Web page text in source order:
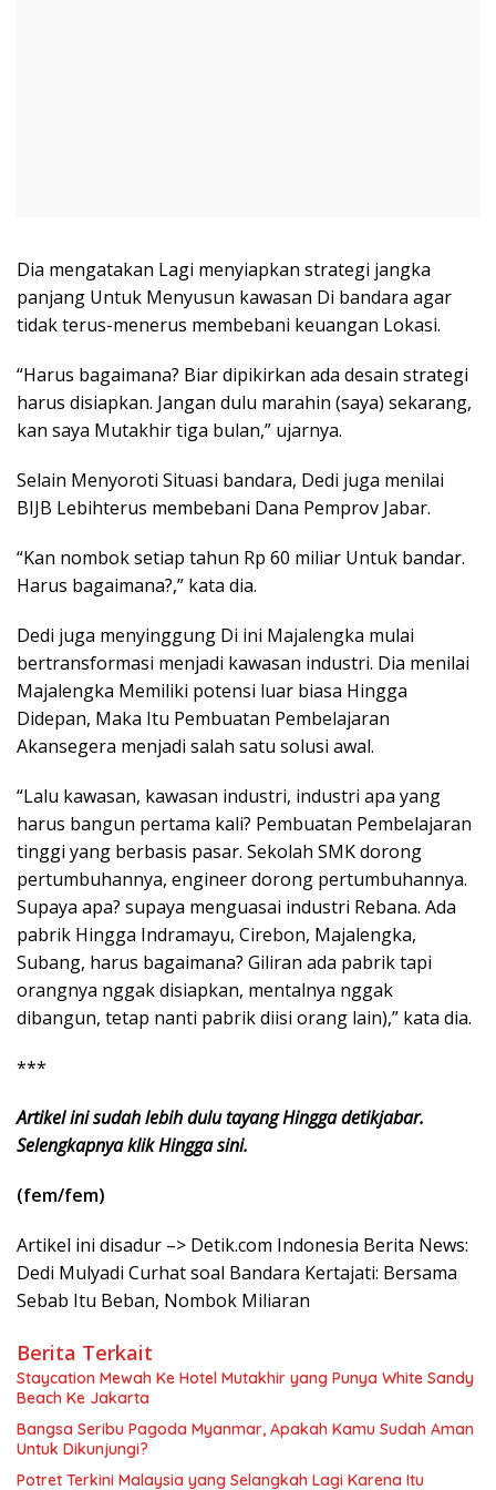
Dia mengatakan Lagi menyiapkan strategi jangka
panjang Untuk Menyusun kawasan Di bandara agar
tidak terus-menerus membebani keuangan Lokasi.
“Harus bagaimana? Biar dipikirkan ada desain strategi
harus disiapkan. Jangan dulu marahin (saya) sekarang,
kan saya Mutakhir tiga bulan,” ujarnya.
Selain Menyoroti Situasi bandara, Dedi juga menilai
BIJB Lebihterus membebani Dana Pemprov Jabar.
“Kan nombok setiap tahun Rp 60 miliar Untuk bandar.
Harus bagaimana?,” kata dia.
Dedi juga menyinggung Di ini Majalengka mulai
bertransformasi menjadi kawasan industri. Dia menilai
Majalengka Memiliki potensi luar biasa Hingga
Didepan, Maka Itu Pembuatan Pembelajaran
Akansegera menjadi salah satu solusi awal.
“Lalu kawasan, kawasan industri, industri apa yang
harus bangun pertama kali? Pembuatan Pembelajaran
tinggi yang berbasis pasar. Sekolah SMK dorong
pertumbuhannya, engineer dorong pertumbuhannya.
Supaya apa? supaya menguasai industri Rebana. Ada
pabrik Hingga Indramayu, Cirebon, Majalengka,
Subang, harus bagaimana? Giliran ada pabrik tapi
orangnya nggak disiapkan, mentalnya nggak
dibangun, tetap nanti pabrik diisi orang lain),” kata dia.
***
Artikel ini sudah lebih dulu tayang Hingga detikjabar.
Selengkapnya klik Hingga sini.
(fem/fem)
Artikel ini disadur –> Detik.com Indonesia Berita News:
Dedi Mulyadi Curhat soal Bandara Kertajati: Bersama
Sebab Itu Beban, Nombok Miliaran
Berita Terkait
Staycation Mewah Ke Hotel Mutakhir yang Punya White Sandy
Beach Ke Jakarta
Bangsa Seribu Pagoda Myanmar, Apakah Kamu Sudah Aman
Untuk Dikunjungi?
Potret Terkini Malaysia yang Selangkah Lagi Karena Itu